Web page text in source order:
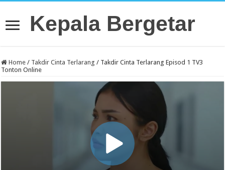
Kepala Bergetar
Home / Takdir Cinta Terlarang / Takdir Cinta Terlarang Episod 1 TV3
Tonton Online